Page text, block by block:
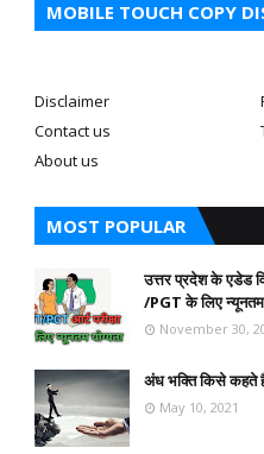
MOBILE TOUCH COPY
Disclaimer
Contact us
About us
MOST POPULAR
उत्तर प्रदेश के एडेड
/PGT के लिए न्यूनतम
November 30,
अंध भक्ति किसे कहते
May 10, 2021